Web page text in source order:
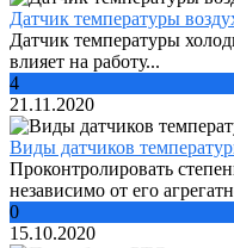
Датчик температуры
Датчик температуры
влияет на работу...
4
21.11.2020
Виды датчиков
Проконтролировать
независимо от его
0
15.10.2020